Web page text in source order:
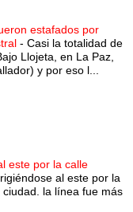
estafados por
- Casi la totalidad de
Llojeta, en La Paz,
y por eso l...
este por la calle
al este por la
la línea fue más